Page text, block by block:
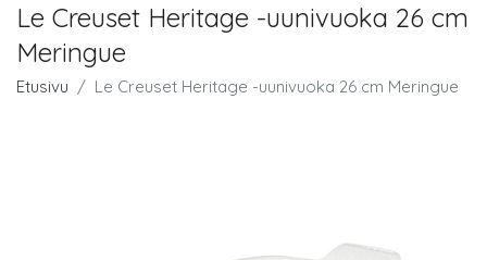
Le Creuset Heritage -uunivuoka 26 cm
Meringue
Etusivu Le Creuset Heritage -uunivuoka 26 cm Meringue